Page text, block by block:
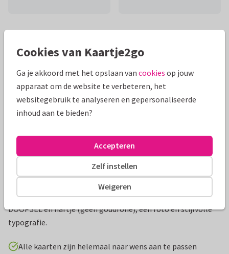
Productinformatie
Stijlvol, simpel staand doopkaartje met een gouden
DOOPSEL en hartje (geen goudfolie), een foto en stijlvolle
typografie.
Alle kaarten zijn helemaal naar wens aan te passen
Cookies van Kaartje2go
Ga je akkoord met het opslaan van cookies op jouw
apparaat om de website te verbeteren, het
websitegebruik te analyseren en gepersonaliseerde
inhoud aan te bieden?
Weigeren
Zelf instellen
Accepteren